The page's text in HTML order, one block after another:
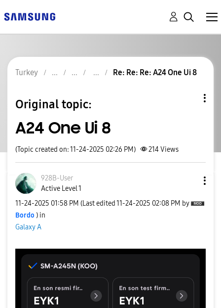
Turkey Re: Re: Re: A24 One Ui 8
Original topic:
A24 One Ui 8
(Topic created on: 11-24-2025 02:26 PM) 214Views
928B-User
Active Level 1
‎11-24-2025 01:58 PM (Last edited ‎11-24-2025 02:08 PM by
Bordo ) in
Galaxy A